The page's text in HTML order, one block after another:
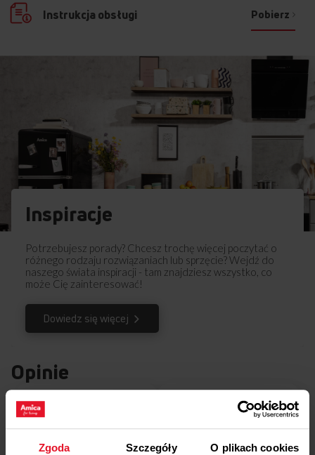
Zgoda Szczegóły O plikach cookies
Dedykowane programy
W szufladzie grzejnej możesz nie tylko
podgrzewać naczynia, utrzymywać
temperaturę potraw, ale i przygotowywać
rozmaite dania! Wystarczy, że wybierzesz
odpowiedni program, np. do roztopienia
domowego, naturalnego jogurtu bez
zagęszczaczy i stabilizatorów. To szuflada
Instrukcja obsługi Pobierz
Inspiracje
Potrzebujesz porady? Chcesz trochę więcej poczytać o
różnego rodzaju rozwiązaniach lub sprzęcie? Wejdź do
naszego świata inspiracji - tam znajdziesz wszystko, co
może Cię zainteresować!
Dowiedz się więcej
Opinie
0%